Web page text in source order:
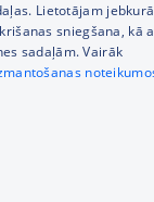
ENGLISH
Lietotājam
sniegšana, kā
sadaļām. Vairāk